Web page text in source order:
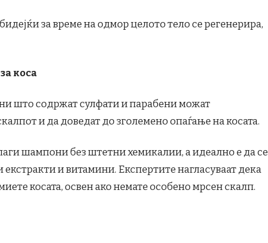
за време на одмор целото тело се регенерира,
коса
што содржат сулфати и парабени можат
и да доведат до зголемено опаѓање на косата.
шампони без штетни хемикалии, а идеално е да се
и витамини. Експертите нагласуваат дека
косата, освен ако немате особено мрсен скалп.